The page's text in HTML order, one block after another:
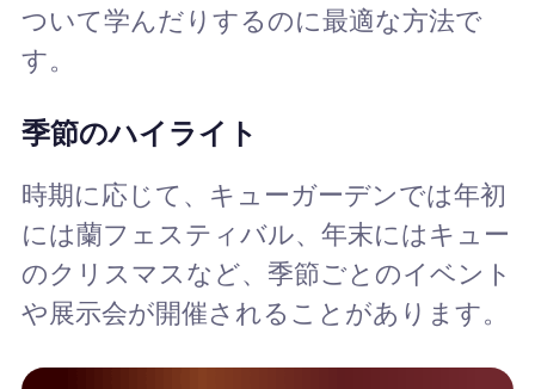
ついて学んだりするのに最適な方法で
す。
季節のハイライト
時期に応じて、キューガーデンでは年初
には蘭フェスティバル、年末にはキュー
のクリスマスなど、季節ごとのイベント
や展示会が開催されることがあります。